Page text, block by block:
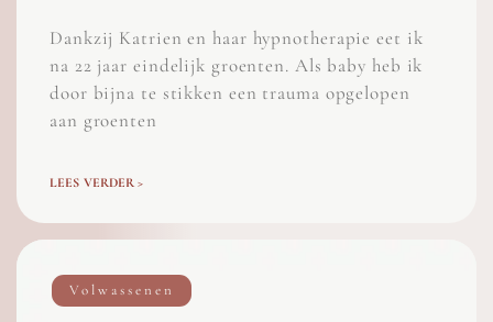
Dankzij Katrien en haar hypnotherapie eet ik
na 22 jaar eindelijk groenten. Als baby heb ik
door bijna te stikken een trauma opgelopen
aan groenten
LEES VERDER >
Volwassenen